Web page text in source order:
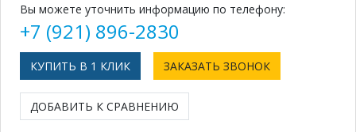
Вы можете уточнить информацию по телефону:
+7 (921) 896-2830
КУПИТЬ В 1 КЛИК ЗАКАЗАТЬ ЗВОНОК
ДОБАВИТЬ К СРАВНЕНИЮ